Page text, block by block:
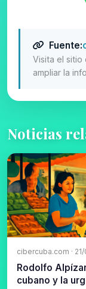
Fuente:
Visita el sitio
ampliar la
Noticias
cibercuba.com ·
Rodolfo
cubano y la